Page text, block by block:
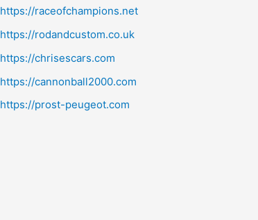
https://raceofchampions.net
https://rodandcustom.co.uk
https://chrisescars.com
https://cannonball2000.com
https://prost-peugeot.com